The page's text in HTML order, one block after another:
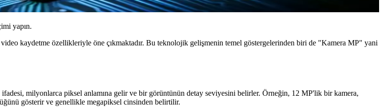
yapın.
kaydetme özellikleriyle öne çıkmaktadır. Bu teknolojik gelişmenin temel göstergelerinden biri de "Kamera MP" yani
milyonlarca piksel anlamına gelir ve bir görüntünün detay seviyesini belirler. Örneğin, 12 MP'lik bir kamera,
gösterir ve genellikle megapiksel cinsinden belirtilir.